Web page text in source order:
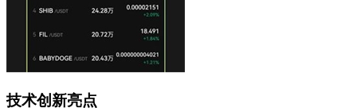
技术创新亮点